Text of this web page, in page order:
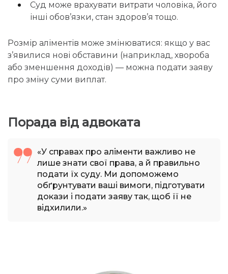
Суд може врахувати витрати чоловіка, його
інші обов’язки, стан здоров’я тощо.
Розмір аліментів може змінюватися: якщо у вас
з’явилися нові обставини (наприклад, хвороба
або зменшення доходів) — можна подати заяву
про зміну суми виплат.
Порада від адвоката
«У справах про аліменти важливо не
лише знати свої права, а й правильно
подати їх суду. Ми допоможемо
обґрунтувати ваші вимоги, підготувати
докази і подати заяву так, щоб її не
відхилили.»